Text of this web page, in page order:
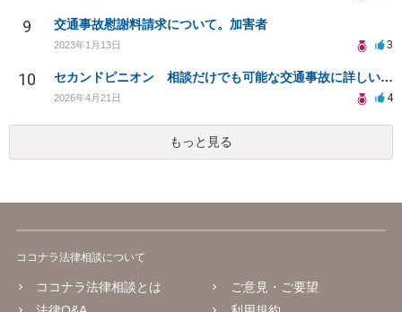
9 交通事故慰謝料請求について。加害者
2023年1月13日 3
10 セカンドピニオン 相談だけでも可能な交通事故に詳しい弁護士さんを探してます
2026年4月21日 4
もっと見る
ココナラ法律相談について
ココナラ法律相談とは
ご意見・ご要望